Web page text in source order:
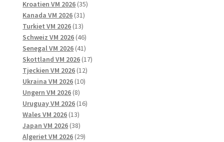
produkter
Kroatien VM 2026 3535
Kanada VM 2026 3131
produkter
Turkiet VM 2026 1313
produkter
Schweiz VM 2026 4646
produkter
Senegal VM 2026 4141
produkter
Skottland VM 2026 1717
Tjeckien VM 2026 1212
Ukraina VM 2026 1010
Ungern VM 2026 88
produkter
Uruguay VM 2026 1616
Wales VM 2026 1313
produkter
Japan VM 2026 3838
produkter
Algeriet VM 2026 2929